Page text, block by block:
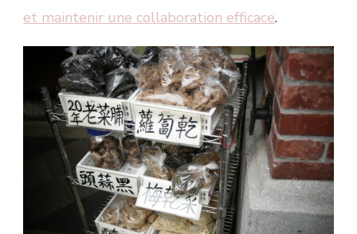
et maintenir une collaboration efficace.